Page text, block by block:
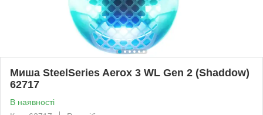
Миша SteelSeries Aerox 3 WL Gen 2 (Shaddow)
62717
В наявності